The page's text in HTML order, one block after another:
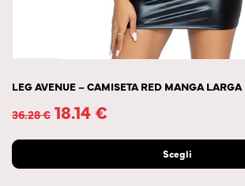
LEG AVENUE – CAMISETA RED MANGA LARGA
36.28€ 18.14€
Scegli